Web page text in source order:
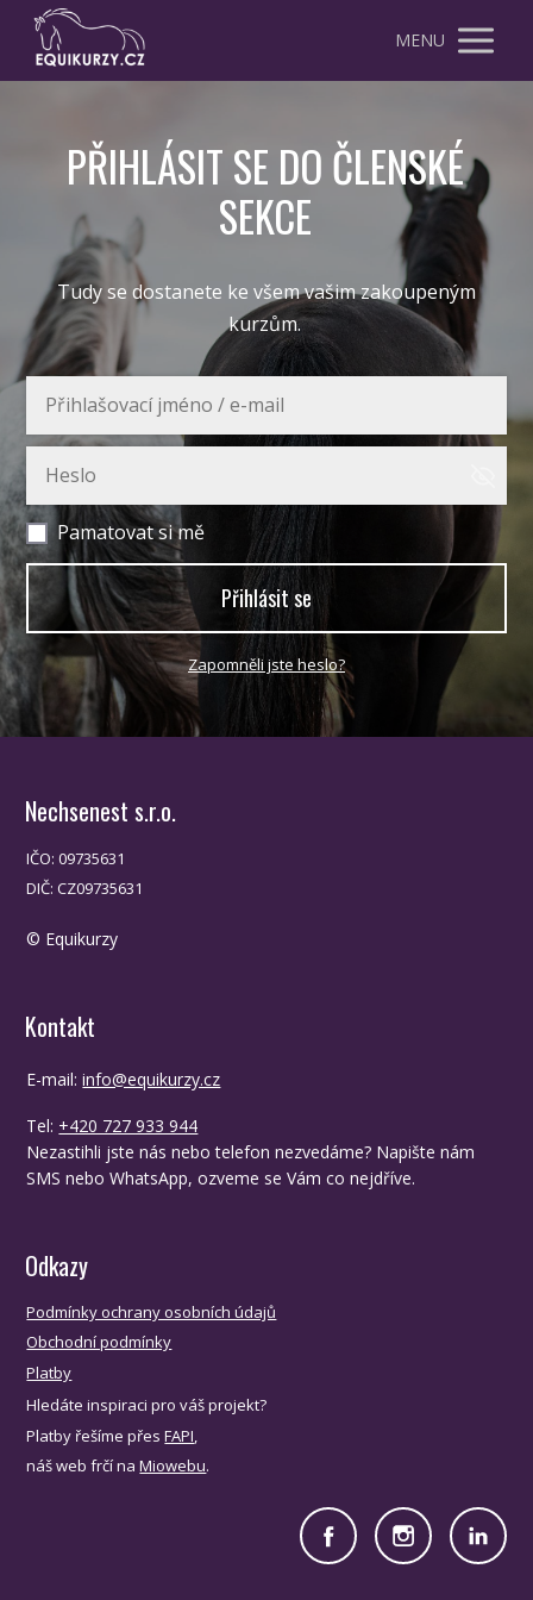
MENU
PŘIHLÁSIT SE DO ČLENSKÉ
SEKCE
Tudy se dostanete ke všem vašim zakoupeným
kurzům.
Pamatovat si mě
Přihlásit se
Zapomněli jste heslo?
Nechsenest s.r.o.
IČO: 09735631
DIČ: CZ09735631
© Equikurzy
Kontakt
E-mail:info@equikurzy.cz
Tel: +420 727 933 944
Nezastihli jste nás nebo telefon nezvedáme? Napište nám
SMS nebo WhatsApp, ozveme se Vám co nejdříve.
Odkazy
Podmínky ochrany osobních údajů
Obchodní podmínky
Platby
Hledáte inspiraci pro váš projekt?
Platby řešíme přesFAPI,
náš web frčí naMiowebu.